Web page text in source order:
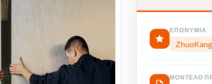
ΕΠΩΝΥΜΊΑ
ZhuoKang
ΜΟΝΤΈΛΟ